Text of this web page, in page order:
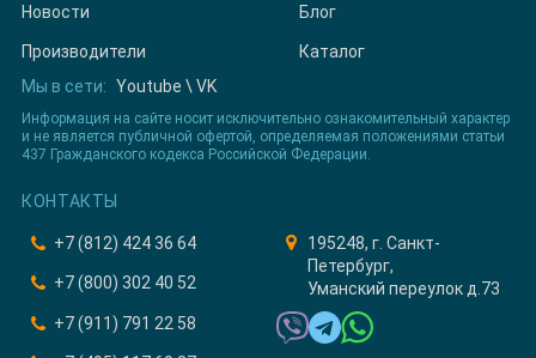
Новости Блог
Производители
Каталог
Мы в сети: Youtube \ VK
Информация на сайте носит исключительно ознакомительный характер
и не является публичной офертой, определяемая положениями статьи
437 Гражданского кодекса Российской Федерации.
КОНТАКТЫ
+7 (812) 424 36 64
+7 (800) 302 40 52
+7 (911) 791 22 58
195248, г. Санкт-
Петербург,
Уманский переулок д.73